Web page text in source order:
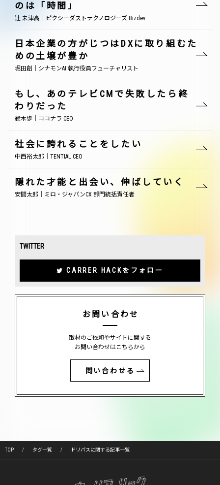
のは「時間」
辻 未津高｜ピクシーダストテクノロジーズ Bizdev
日本企業の方がじつはDXに取り組むた
めの土壌が豊か
堀田創｜シナモンAI 執行役員フューチャリスト
もし、あのテレビCMで失敗したら終
わりだった
鈴木歩｜ココナラ CEO
社会に誇れることをしたい
中西裕太郎｜TENTIAL CEO
隠れた才能と出会い、伸ばしていく
安間太郎｜ミロ・ジャパンCX 部門統括責任者
TWITTER
CARRER HACKをフォロー
お問い合わせ
取材のご依頼やサイトに関する
お問い合わせはこちらから
問い合わせる
TOP タグ一覧 ドリパスに関する記事一覧